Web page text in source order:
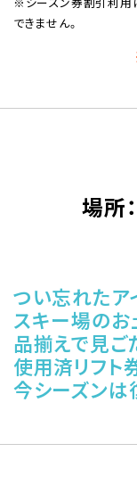
できません。
場所
つい忘れたア
スキー場の
品揃えで見ご
使用済リフト
今シーズンは